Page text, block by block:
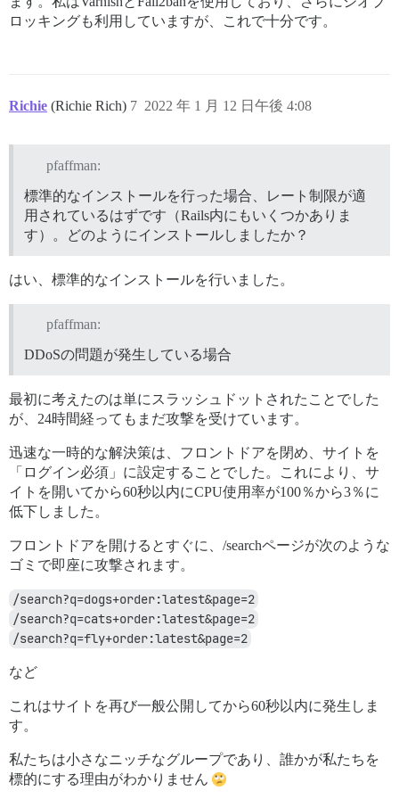
ロッキングも利用していますが、これで十分です。
Richie (Richie Rich) 2022 年 1 月 12 日午後 4:08
7
pfaffman:
標準的なインストールを行った場合、レート制限が適
用されているはずです（Rails内にもいくつかありま
す）。どのようにインストールしましたか？
はい、標準的なインストールを行いました。
pfaffman:
DDoSの問題が発生している場合
最初に考えたのは単にスラッシュドットされたことでした
が、24時間経ってもまだ攻撃を受けています。
迅速な一時的な解決策は、フロントドアを閉め、サイトを
「ログイン必須」に設定することでした。これにより、サ
イトを開いてから60秒以内にCPU使用率が100％から3％に
低下しました。
フロントドアを開けるとすぐに、/searchページが次のような
ゴミで即座に攻撃されます。
/search?q=dogs+order:latest&page=2
/search?q=cats+order:latest&page=2
/search?q=fly+order:latest&page=2
など
これはサイトを再び一般公開してから60秒以内に発生しま
す。
私たちは小さなニッチなグループであり、誰かが私たちを
標的にする理由がわかりません